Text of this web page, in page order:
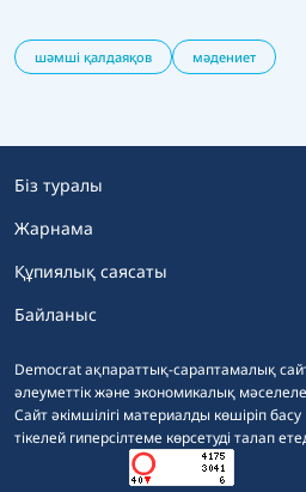
шәмші қалдаяқов мәдениет
Democrat ақпараттық-сараптамалық
әлеуметтік және экономикалық
Сайт әкімшілігі материалды көшіріп
тікелей гиперсілтеме көрсетуді талап
Біз туралы
Жарнама
Құпиялық саясаты
Байланыс